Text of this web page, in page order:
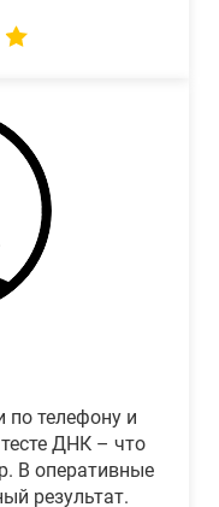
по телефону и
ДНК – что
В оперативные
результат.